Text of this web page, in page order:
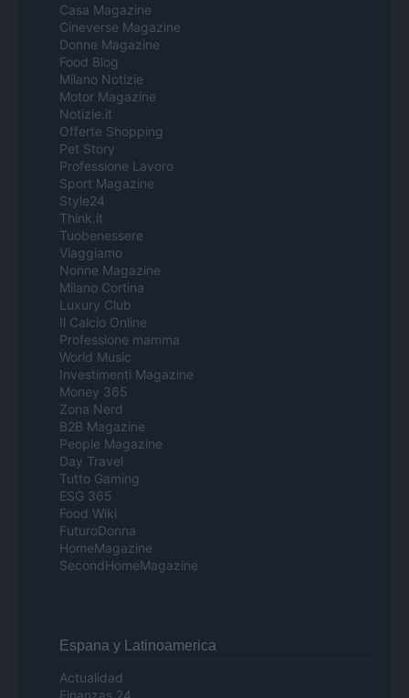
Casa Magazine
Cineverse Magazine
Donne Magazine
Food Blog
Milano Notizie
Motor Magazine
Notizie.it
Offerte Shopping
Pet Story
Professione Lavoro
Sport Magazine
Style24
Think.it
Tuobenessere
Viaggiamo
Nonne Magazine
Milano Cortina
Luxury Club
Il Calcio Online
Professione mamma
World Music
Investimenti Magazine
Money 365
Zona Nerd
B2B Magazine
People Magazine
Day Travel
Tutto Gaming
ESG 365
Food Wiki
FuturoDonna
HomeMagazine
SecondHomeMagazine
Espana y Latinoamerica
Actualidad
Finanzas 24